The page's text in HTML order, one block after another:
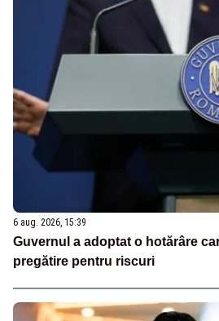
6 aug. 2026, 15:39
Guvernul a adoptat o hotărâre
pregătire pentru riscuri